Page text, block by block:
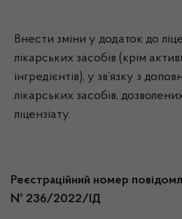
Внести зміни у додаток до
лікарських засобів (крім
інгредієнтів), у зв’язку з
лікарських засобів,
ліцензіату.
Реєстраційний номер
№ 236/2022/ІД